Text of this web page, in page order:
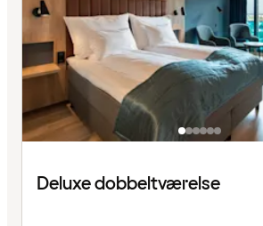
Deluxe dobbeltværelse